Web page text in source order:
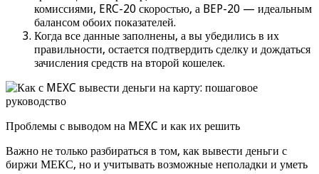
комиссиями, ERC-20 скоростью, а BEP-20 — идеальным
балансом обоих показателей.
Когда все данные заполнены, а вы убедились в их
правильности, остается подтвердить сделку и дождаться
зачисления средств на второй кошелек.
Проблемы с выводом на MEXC и как их решить
Важно не только разбираться в том, как вывести деньги с
биржи МЕКС, но и учитывать возможные неполадки и уметь